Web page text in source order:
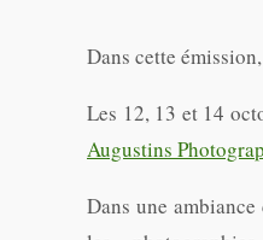
Dans cette
Les 12, 13 et 14
Augustins
Dans une